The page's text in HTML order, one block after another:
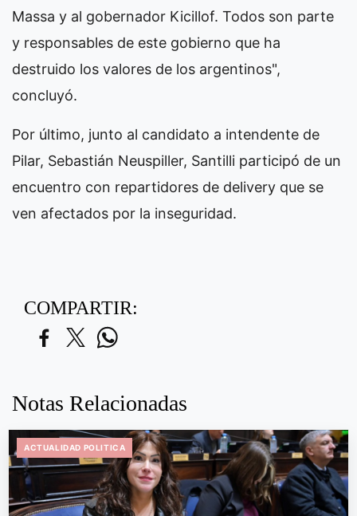
Massa y al gobernador Kicillof. Todos son parte
y responsables de este gobierno que ha
destruido los valores de los argentinos",
concluyó.
Por último, junto al candidato a intendente de
Pilar, Sebastián Neuspiller, Santilli participó de un
encuentro con repartidores de delivery que se
ven afectados por la inseguridad.
COMPARTIR:
Notas Relacionadas
ACTUALIDAD POLITICA